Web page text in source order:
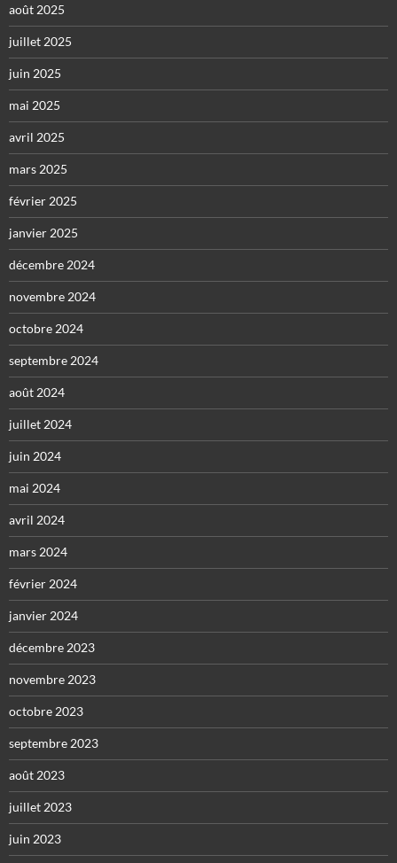
août 2025
juillet 2025
juin 2025
mai 2025
avril 2025
mars 2025
février 2025
janvier 2025
décembre 2024
novembre 2024
octobre 2024
septembre 2024
août 2024
juillet 2024
juin 2024
mai 2024
avril 2024
mars 2024
février 2024
janvier 2024
décembre 2023
novembre 2023
octobre 2023
septembre 2023
août 2023
juillet 2023
juin 2023